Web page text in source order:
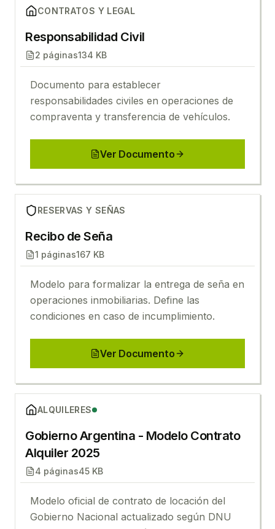
VerResponsabilidad Civil
CONTRATOS Y LEGAL
Responsabilidad Civil
2 páginas134 KB
Documento para establecer
responsabilidades civiles en operaciones de
compraventa y transferencia de vehículos.
Ver Documento
VerRecibo de Seña
RESERVAS Y SEÑAS
Recibo de Seña
1 páginas167 KB
Modelo para formalizar la entrega de seña en
operaciones inmobiliarias. Define las
condiciones en caso de incumplimiento.
Ver Documento
VerGobierno Argentina - Modelo Contrato Alquiler
ALQUILERES
Gobierno Argentina - Modelo Contrato
Alquiler 2025
4 páginas45 KB
Modelo oficial de contrato de locación del
Gobierno Nacional actualizado según DNU